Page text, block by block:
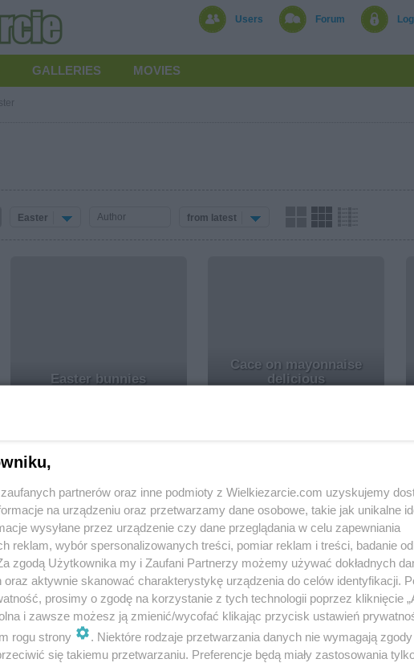
Users Forum
GALLERIES MOVIES
Easter from latest
Easter bunnies
Cace on mayonnaise
delicious
Borsch white very easy
3.9k 0 0
partnerów oraz inne podmioty z Wielkiezarcie.com uzyskujemy
na urządzeniu oraz przetwarzamy dane osobowe, takie jak unikalne
wysyłane przez urządzenie czy dane przeglądania w celu zapewniania
reklam, wybór spersonalizowanych treści, pomiar reklam i treści, badanie
zgodą Użytkownika my i Zaufani Partnerzy możemy używać dokładnych
oraz aktywnie skanować charakterystykę urządzenia do celów identyfikacji.
prosimy o zgodę na korzystanie z tych technologii poprzez kliknięcie
i zawsze możesz ją zmienić/wycofać klikając przycisk ustawień
rogu strony
. Niektóre rodzaje przetwarzania danych nie wymagają
się takiemu przetwarzaniu. Preferencje będą miały zastosowania